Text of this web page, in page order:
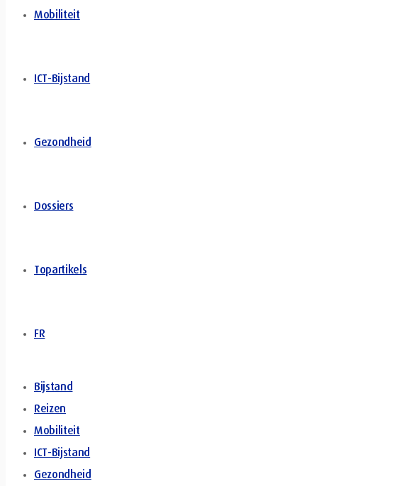
Mobiliteit
ICT-Bijstand
Gezondheid
Dossiers
Topartikels
FR
Bijstand
Reizen
Mobiliteit
ICT-Bijstand
Gezondheid